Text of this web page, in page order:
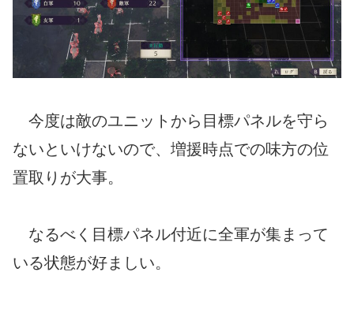
今度は敵のユニットから目標パネルを守ら
ないといけないので、増援時点での味方の位
置取りが大事。
なるべく目標パネル付近に全軍が集まって
いる状態が好ましい。